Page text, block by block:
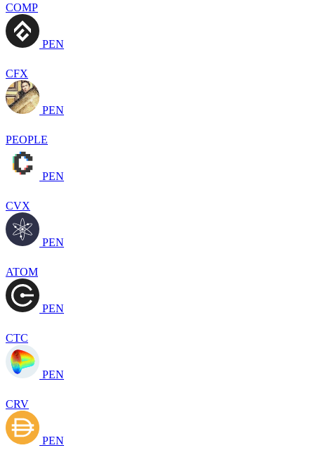
COMP
PEN
CFX
PEN
PEOPLE
PEN
CVX
PEN
ATOM
PEN
CTC
PEN
CRV
PEN